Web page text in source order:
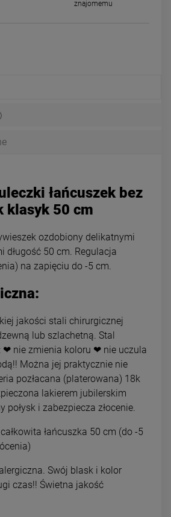
znajomemu
łańcuszek bez
klasyk 50 cm
ozdobiony delikatnymi
długość 50 cm. Regulacja
na zapięciu do -5 cm.
jakości stali chirurgicznej
lub szlachetną. Stal
❤ nie zmienia koloru ❤ nie uczula
Można jej praktycznie nie
pozłacana (platerowana) 18k
lakierem jubilerskim
połysk i zabezpiecza złocenie.
łańcuszka 50 cm (do -5
Swój blask i kolor
czas!! Świetna jakość